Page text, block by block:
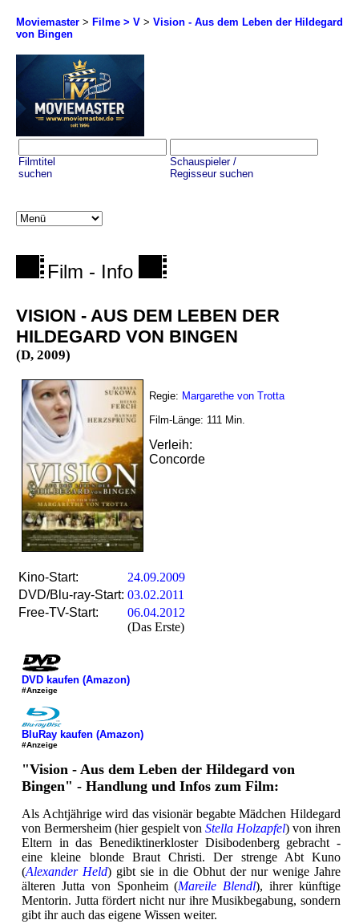
Moviemaster > Filme > V > Vision - Aus dem Leben der Hildegard
von Bingen
Filmtitel
suchen
Schauspieler /
Regisseur suchen
Film - Info
VISION - AUS DEM LEBEN DER
HILDEGARD VON BINGEN
(D, 2009)
Regie: Margarethe von Trotta
Film-Länge: 111 Min.
Verleih:
Concorde
Kino-Start:
24.09.2009
DVD/Blu-ray-Start: 03.02.2011
Free-TV-Start:
06.04.2012
(Das Erste)
DVD kaufen (Amazon)
#Anzeige
BluRay kaufen (Amazon)
#Anzeige
"Vision - Aus dem Leben der Hildegard von
Bingen" - Handlung und Infos zum Film:
Als Achtjährige wird das visionär begabte Mädchen Hildegard
von Bermersheim (hier gespielt von Stella Holzapfel) von ihren
Eltern in das Benediktinerkloster Disibodenberg gebracht -
eine kleine blonde Braut Christi. Der strenge Abt Kuno
(Alexander Held) gibt sie in die Obhut der nur wenige Jahre
älteren Jutta von Sponheim (Mareile Blendl), ihrer künftige
Mentorin. Jutta fördert nicht nur ihre Musikbegabung, sondern
gibt ihr auch das eigene Wissen weiter.